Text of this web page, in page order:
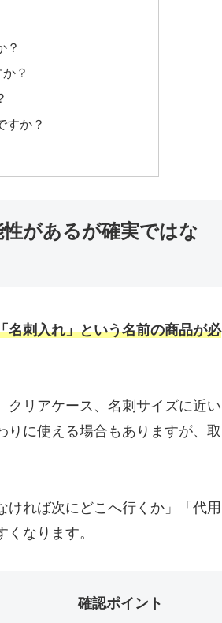
？
？
すか？
があるが確実ではな
名刺入れ」という名前の商品が必
クリアケース、名刺サイズに近い
に使える場合もありますが、取
れば次にどこへ行くか」「代用
なります。
確認ポイント